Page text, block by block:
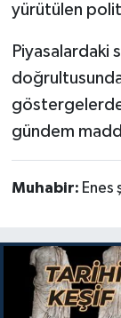
yürütülen
Piyasalardaki
gündem
Muhabir: Enes